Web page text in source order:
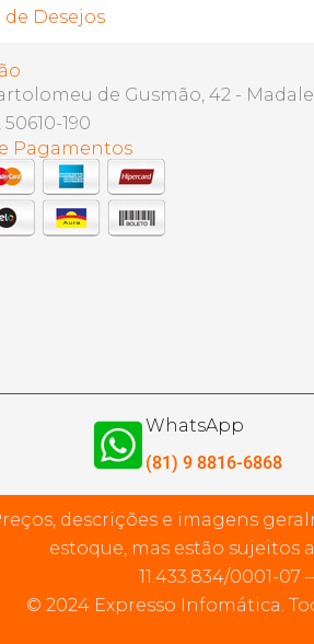
de Desejos
de Gusmão, 42 -
50610-190
Pagamentos
WhatsApp
(81) 9 8816-6868
descrições e imagens
estoque, mas estão sujeitos
11.433.834/0001-07
© 2024 Expresso Infomática.